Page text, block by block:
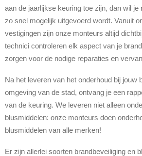
aan de jaarlijkse keuring toe zijn, dan wil je
zo snel mogelijk uitgevoerd wordt. Vanuit
vestigingen zijn onze monteurs altijd
technici controleren elk aspect van je
zorgen voor de nodige reparaties en
Na het leveren van het onderhoud bij jouw
omgeving van de stad, ontvang je een
van de keuring. We leveren niet alleen
blusmiddelen: onze monteurs doen
blusmiddelen van alle merken!
Er zijn allerlei soorten brandbeveiliging en